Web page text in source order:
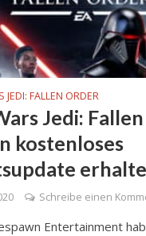
JEDI: FALLEN ORDER
Jedi:
kostenloses
Schreibe einen
Entertainment